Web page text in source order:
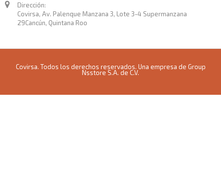
Dirección:
Covirsa, Av. Palenque Manzana 3, Lote 3-4 Supermanzana
29Cancún, Quintana Roo
Covirsa. Todos los derechos reservados. Una empresa de Group
Nsstore S.A. de C.V.